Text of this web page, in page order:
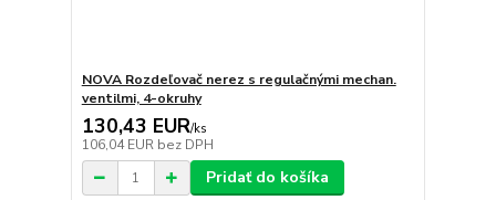
NOVA Rozdeľovač nerez s regulačnými mechan.
ventilmi, 4-okruhy
130,43 EUR/ks
106,04 EUR bez DPH
Pridať do košíka